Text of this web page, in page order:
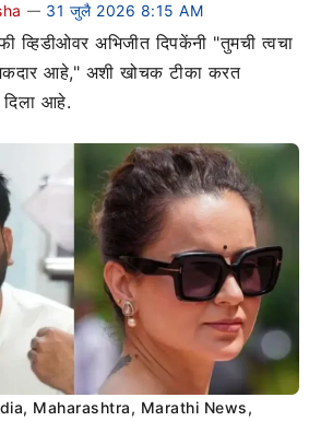
— 31 जुलै 2026 8:15 AM
व्हिडीओवर अभिजीत दिपकेंनी "तुमची त्वचा
चमकदार आहे," अशी खोचक टीका करत
दिला आहे.
, Maharashtra, Marathi News,